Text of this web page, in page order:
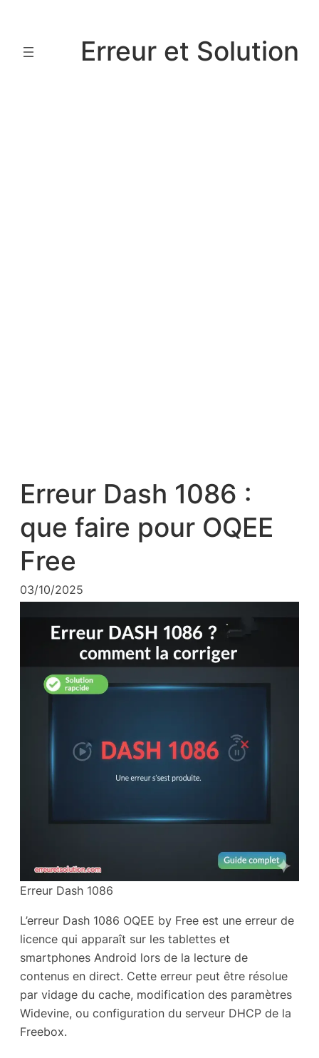
contenu
Erreur et Solution
Erreur Dash 1086 :
que faire pour OQEE
Free
03/10/2025
Erreur Dash 1086
L’erreur Dash 1086 OQEE by Free est une erreur de
licence qui apparaît sur les tablettes et
smartphones Android lors de la lecture de
contenus en direct. Cette erreur peut être résolue
par vidage du cache, modification des paramètres
Widevine, ou configuration du serveur DHCP de la
Freebox.